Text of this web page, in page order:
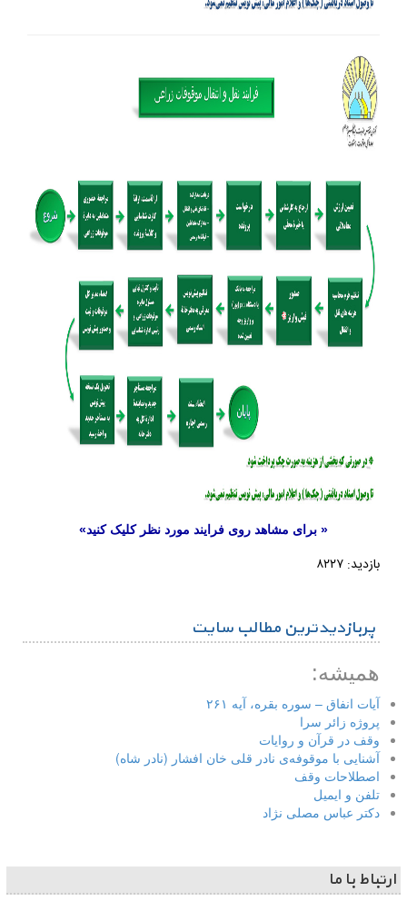
« برای مشاهد روی فرایند مورد نظر کلیک کنید»
بازدید: ۸۲۲۷
پربازدیدترین مطالب سایت
همیشه:
آیات انفاق – سوره بقره، آیه ۲۶۱
پروژه زائر سرا
وقف در قرآن و روایات
آشنایی با موقوفه‌ی نادر قلی خان افشار (نادر شاه)
اصطلاحات وقف
تلفن و ایمیل
دکتر عباس مصلی نژاد
ارتباط با ما